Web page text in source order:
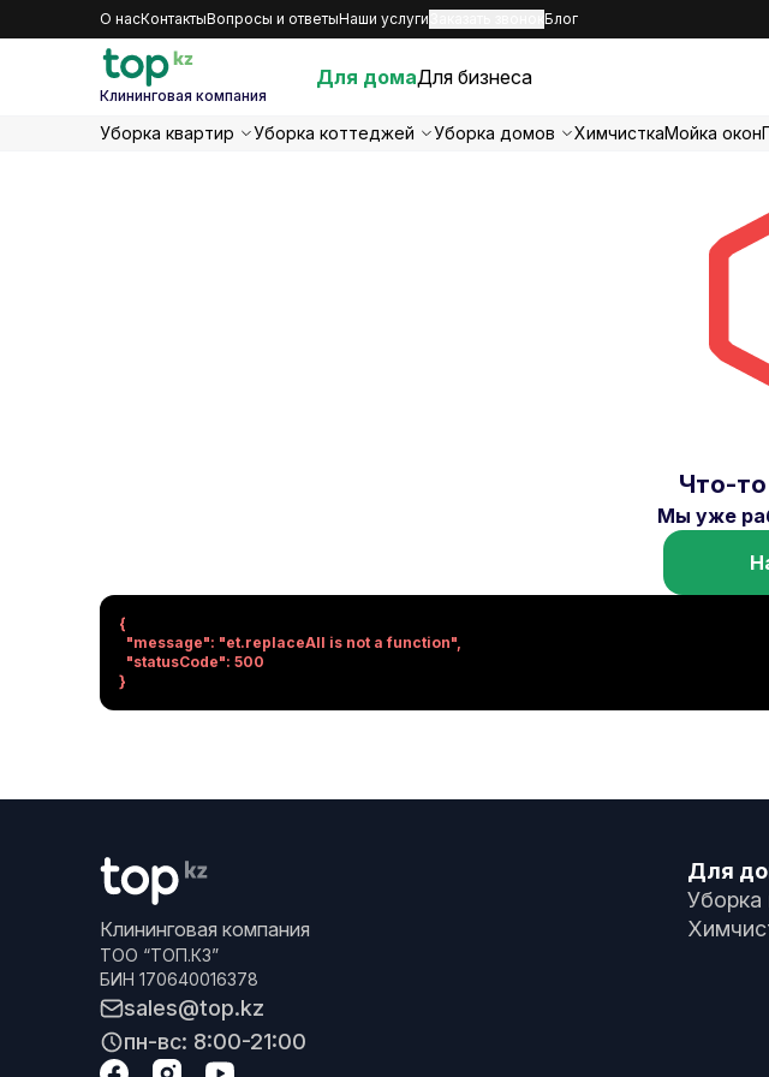
О насКонтактыВопросы и ответыНаши услуги Блог
Клининговая компания
Для домаДля бизнеса
Уборка квартир Уборка коттеджей Уборка домов ХимчисткаМойка окон
Что-
Мы уже
{
}
Клининговая компания
ТОО “ТОП.КЗ”
БИН 170640016378
sales@top.kz
пн-вс: 8:00-21:00
Для
Уборка